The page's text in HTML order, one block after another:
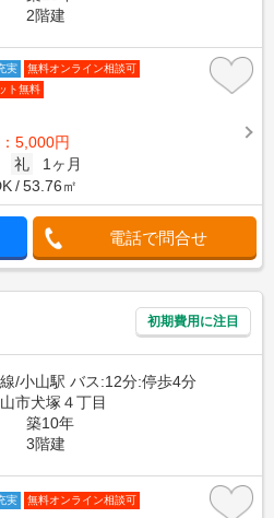
2階建
実
無料オンライン相談可
ト無料
5,000円
礼
1ヶ月
53.76㎡
電話で問合せ
初期費用に注目
/小山駅 バス:12分:停歩4分
市犬塚４丁目
築10年
3階建
実 無料オンライン相談可